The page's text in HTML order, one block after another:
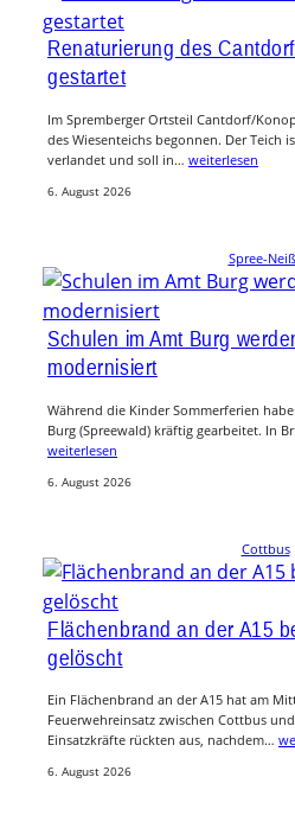
Renaturierung des
gestartet
Im Spremberger Ortsteil Cantdorf/
des Wiesenteichs begonnen. Der Teich
verlandet und soll in… weiterlesen
6. August 2026
Spree-
Schulen im Amt Burg
modernisiert
Während die Kinder Sommerferien
Burg (Spreewald) kräftig gearbeitet. In
weiterlesen
6. August 2026
Cottbus
Flächenbrand an der A15
gelöscht
Ein Flächenbrand an der A15 hat am
Feuerwehreinsatz zwischen Cottbus
Einsatzkräfte rückten aus, nachdem…
6. August 2026